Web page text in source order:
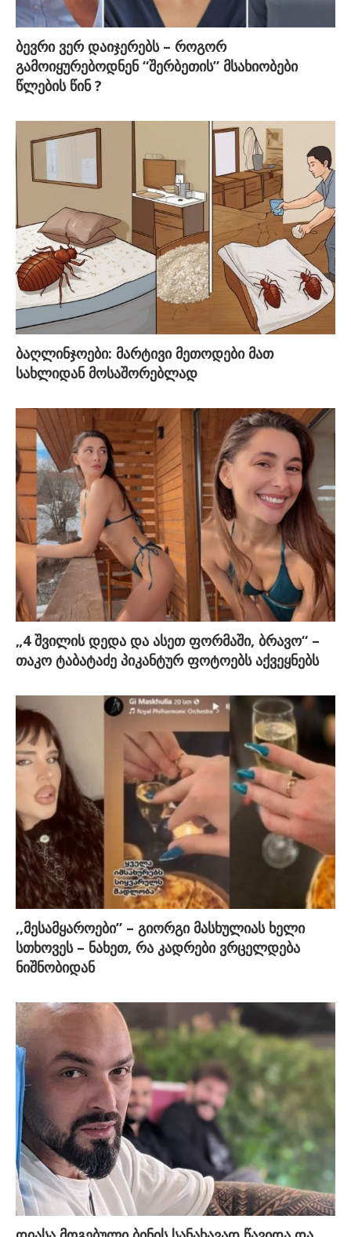
ბევრი ვერ დაიჯერებს – როგორ
გამოიყურებოდნენ “შერბეთის” მსახიობები
წლების წინ ?
ბაღლინჯოები: მარტივი მეთოდები მათ
სახლიდან მოსაშორებლად
„4 შვილის დედა და ასეთ ფორმაში, ბრავო“ –
თაკო ტაბატაძე პიკანტურ ფოტოებს აქვეყნებს
,,მესამყაროები” – გიორგი მასხულიას ხელი
სთხოვეს – ნახეთ, რა კადრები ვრცელდება
ნიშნობიდან